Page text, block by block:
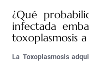
¿Qué
infectada
toxoplasmosis
La Toxoplasmosis